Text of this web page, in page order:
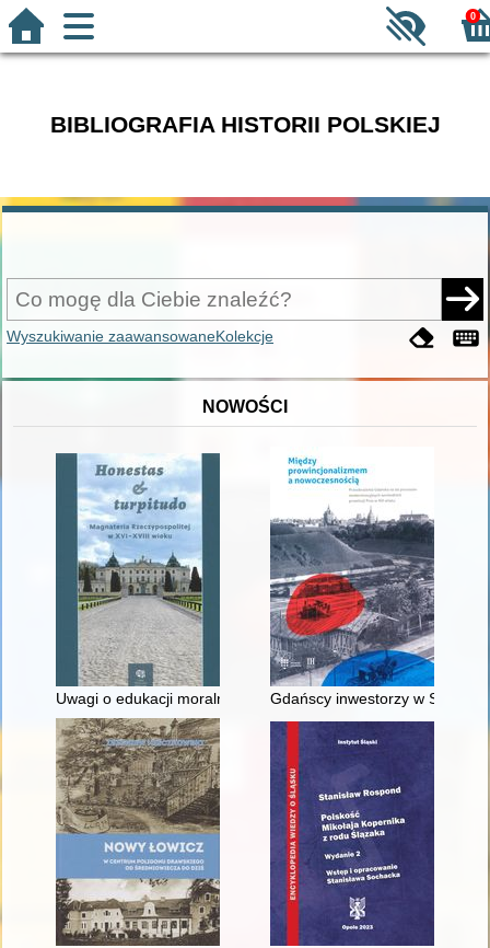
0
BIBLIOGRAFIA HISTORII POLSKIEJ
Wyszukiwanie zaawansowaneKolekcje
NOWOŚCI
Uwagi o edukacji moralnej synów szlacheckich w XVI-
Gdańscy inwestorzy w